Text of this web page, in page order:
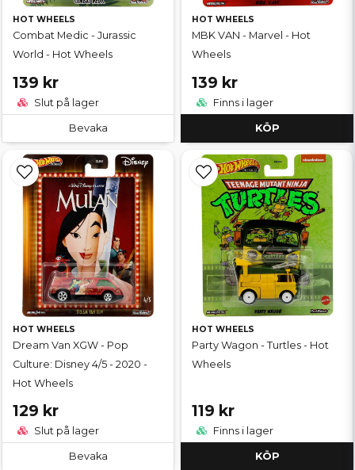
HOT WHEELS
Combat Medic - Jurassic
World - Hot Wheels
139 kr
Slut på lager
Bevaka
HOT WHEELS
MBK VAN - Marvel - Hot
Wheels
139 kr
Finns i lager
KÖP
HOT WHEELS
Dream Van XGW - Pop
Culture: Disney 4/5 - 2020 -
Hot Wheels
129 kr
Slut på lager
Bevaka
HOT WHEELS
Party Wagon - Turtles - Hot
Wheels
119 kr
Finns i lager
KÖP